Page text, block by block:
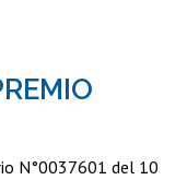
N°0037601 del 10